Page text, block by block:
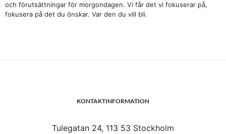
och förutsättningar för morgondagen. Vi får det vi fokuserar på,
fokusera på det du önskar. Var den du vill bli.
KONTAKTINFORMATION
Tulegatan 24, 113 53 Stockholm